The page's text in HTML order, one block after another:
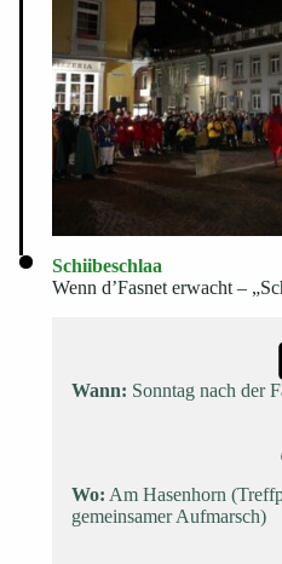
Schiibeschlaa
Wenn d’Fasnet erwacht –
Wann: Sonntag nach der
Wo: Am Hasenhorn
gemeinsamer Aufmarsch)